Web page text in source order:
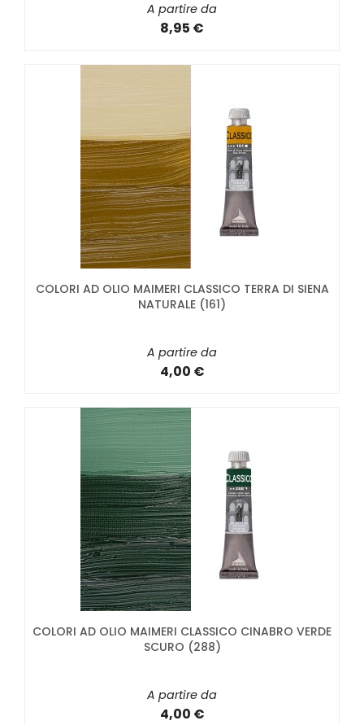
A partire da
8,95 €
COLORI AD OLIO MAIMERI CLASSICO TERRA DI SIENA
NATURALE (161)
A partire da
4,00 €
COLORI AD OLIO MAIMERI CLASSICO CINABRO VERDE
SCURO (288)
A partire da
4,00 €